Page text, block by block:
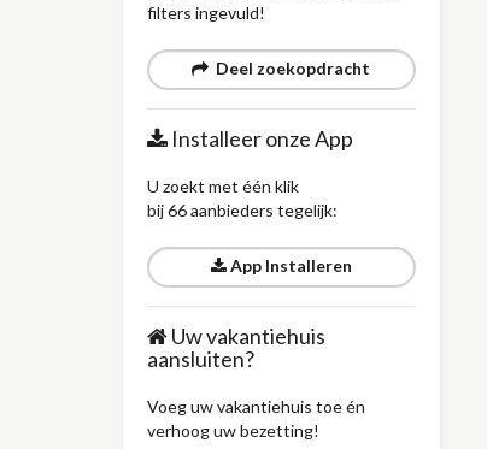
filters ingevuld!
Deel zoekopdracht
Installeer onze App
U zoekt met één klik
bij 66 aanbieders tegelijk:
App Installeren
Uw vakantiehuis
aansluiten?
Voeg uw vakantiehuis toe én
verhoog uw bezetting!